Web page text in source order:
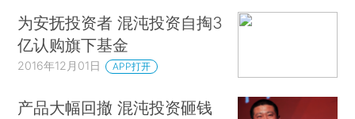
为安抚投资者 混沌投资自掏3
亿认购旗下基金
2016年12月01日 APP打开
产品大幅回撤 混沌投资砸钱